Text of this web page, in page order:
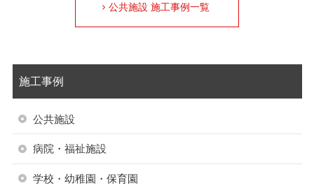
公共施設 施工事例一覧
施工事例
公共施設
病院・福祉施設
学校・幼稚園・保育園